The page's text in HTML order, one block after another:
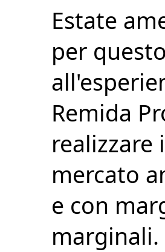
Estate
per
Remida
mercato
e con
marginali.